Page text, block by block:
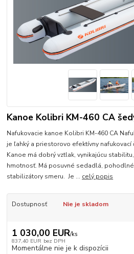
Kanoe Kolibri KM-460 CA
Nafukovacie kanoe Kolibri KM-460 CA
je ľahký a priestorovo efektívny
Kanoe má dobrý vztlak, vynikajúcu
hmotnosť. Má posuvné sedadlá,
stabilizátory smeru. Je ... celý popis
Dostupnosť Nie je skladom
1 030,00 EUR/ks
837,40 EUR bez DPH
Momentálne nie je k dispozícii